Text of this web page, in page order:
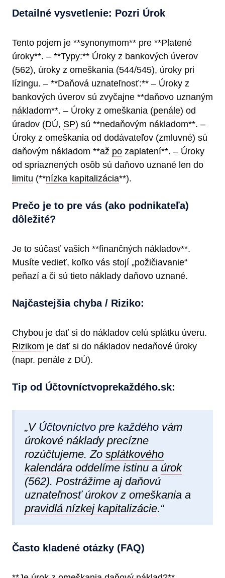
Detailné vysvetlenie: Pozri Úrok
Tento pojem je **synonymom** pre **Platené
úroky**. – **Typy:** Úroky z bankových úverov
(562), úroky z omeškania (544/545), úroky pri
lízingu. – **Daňová uznateľnosť:** – Úroky z
bankových úverov sú zvyčajne **daňovo uznaným
nákladom**. – Úroky z omeškania (penále) od
úradov (DÚ, SP) sú **nedaňovým nákladom**. –
Úroky z omeškania od dodávateľov (zmluvné) sú
daňovým nákladom **až po zaplatení**. – Úroky
od spriaznených osôb sú daňovo uznané len do
limitu (**nízka kapitalizácia**).
Prečo je to pre vás (ako podnikateľa)
dôležité?
Je to súčasť vašich **finančných nákladov**.
Musíte vedieť, koľko vás stojí „požičiavanie“
peňazí a či sú tieto náklady daňovo uznané.
Najčastejšia chyba / Riziko:
Chybou je dať si do nákladov celú splátku úveru.
Rizikom je dať si do nákladov nedaňové úroky
(napr. penále z DÚ).
Tip od Účtovníctvoprekaždéh​o.sk:
„V Účtovníctvo pre každého vám
úrokové náklady precízne
rozúčtujeme. Zo splátkového
kalendára oddelíme istinu a úrok
(562). Postrážime aj daňovú
uznateľnosť úrokov z omeškania a
pravidlá nízkej kapitalizácie.“
Často kladené otázky (FAQ)